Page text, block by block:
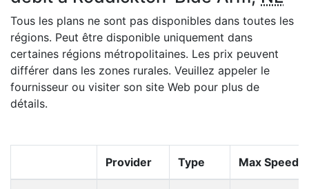
Tous les plans ne sont pas disponibles dans toutes les
régions. Peut être disponible uniquement dans
certaines régions métropolitaines. Les prix peuvent
différer dans les zones rurales. Veuillez appeler le
fournisseur ou visiter son site Web pour plus de
détails.
Provider Type Max Speed